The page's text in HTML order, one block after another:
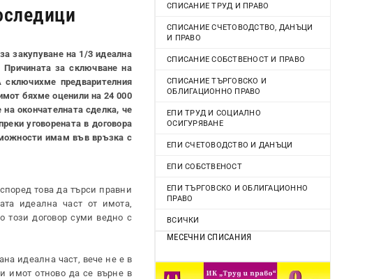
закупуване на 1/3 идеална
Причината за сключване на
сключихме предварителния
бяхме оценили на 24 000
окончателната сделка, че
уговорената в договора
имам във връзка с
това да търси правни
идеална част от имота,
този договор суми ведно с
идеална част, вече не е в
имот отново да се върне в
СПИСАНИЕ ТРУД И ПРАВО
СПИСАНИЕ СЧЕТОВОДСТВО, ДАНЪЦИ
И ПРАВО
СПИСАНИЕ СОБСТВЕНОСТ И ПРАВО
СПИСАНИЕ ТЪРГОВСКО И
ОБЛИГАЦИОННО ПРАВО
ЕПИ ТРУД И СОЦИАЛНО
ОСИГУРЯВАНЕ
ЕПИ СЧЕТОВОДСТВО И ДАНЪЦИ
ЕПИ СОБСТВЕНОСТ
ЕПИ ТЪРГОВСКО И ОБЛИГАЦИОННО
ПРАВО
ВСИЧКИ
МЕСЕЧНИ СПИСАНИЯ